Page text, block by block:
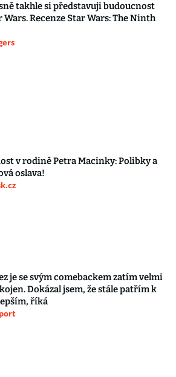
takhle si představuji budoucnost
Wars. Recenze Star Wars: The Ninth
v rodině Petra Macinky: Polibky a
oslava!
je se svým comebackem zatím velmi
Dokázal jsem, že stále patřím k
říká